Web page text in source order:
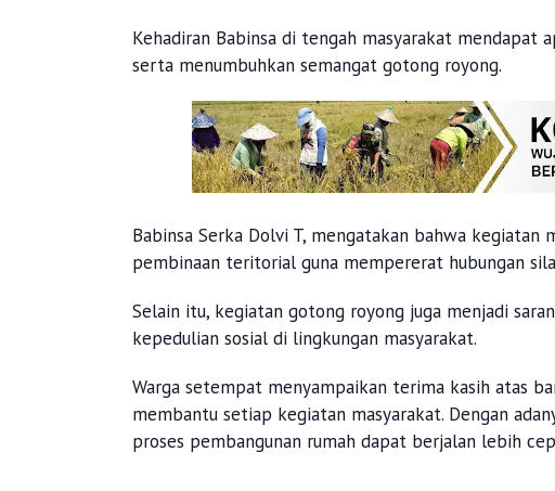
Kehadiran Babinsa di tengah masyarakat mendapat
serta menumbuhkan semangat gotong royong.
Babinsa Serka Dolvi T, mengatakan bahwa
pembinaan teritorial guna mempererat hubungan
Selain itu, kegiatan gotong royong juga menjadi
kepedulian sosial di lingkungan masyarakat.
Warga setempat menyampaikan terima kasih atas
membantu setiap kegiatan masyarakat. Dengan
proses pembangunan rumah dapat berjalan lebih